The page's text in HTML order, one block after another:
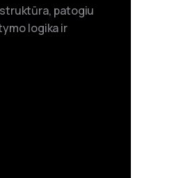
patogiu
logika ir